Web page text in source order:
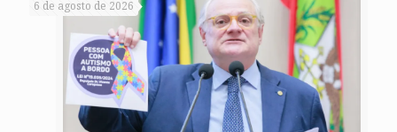
6 de agosto de 2026